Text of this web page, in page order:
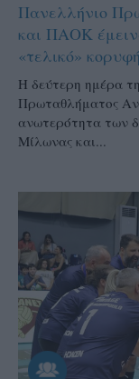
Πανελλήνιο
και ΠΑΟΚ
«τελικό»
Η δεύτερη ημέρα
Πρωταθλήματος
ανωτερότητα των
Μίλωνας και...